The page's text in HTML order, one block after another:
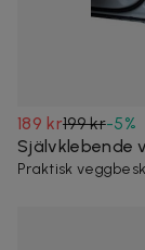
189 kr199 kr-5%
Självklebende
Praktisk